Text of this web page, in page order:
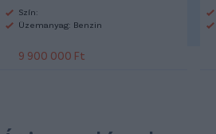
Szín:
Üzemanyag: Benzin
9 900 000 Ft